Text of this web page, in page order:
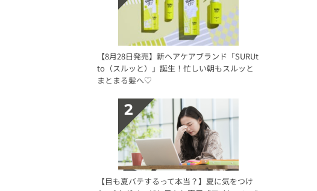
【8月28日発売】新ヘアケアブランド「SURUt
to（スルッと）」誕生！忙しい朝もスルッと
まとまる髪へ♡
【目も夏バテするって本当？】夏に気をつけ